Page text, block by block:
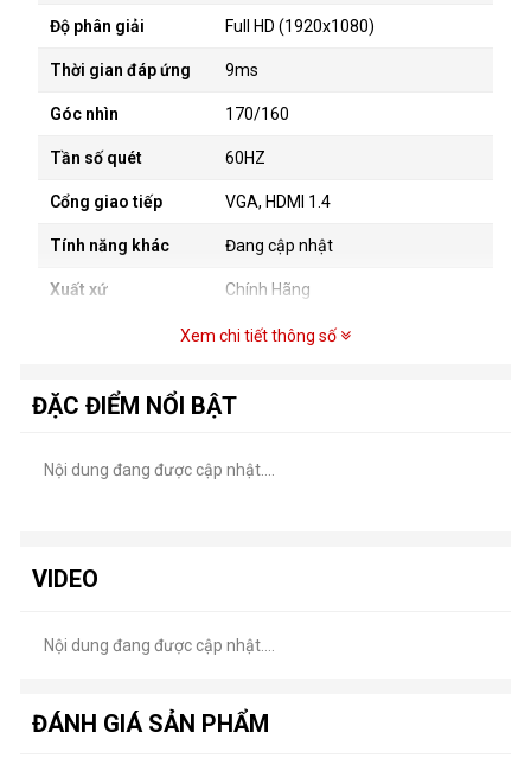
Độ phân giải Full HD (1920x1080)
Thời gian đáp ứng 9ms
Góc nhìn 170/160
Tần số quét 60HZ
Cổng giao tiếp VGA, HDMI 1.4
Tính năng khác Đang cập nhật
Xuất xứ Chính Hãng
Xem chi tiết thông số
ĐẶC ĐIỂM NỔI BẬT
Nội dung đang được cập nhật....
VIDEO
Nội dung đang được cập nhật....
ĐÁNH GIÁ SẢN PHẨM